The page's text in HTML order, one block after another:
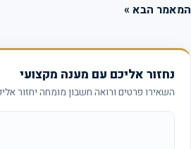
הבא »
נחזור אליכם עם מענה מקצועי
השאירו פרטים ורואה חשבון מומחה יחזור